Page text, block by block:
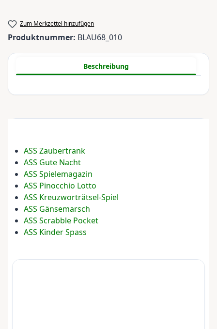
Zum Merkzettel hinzufügen
Produktnummer: BLAU68_010
Beschreibung
ASS Zaubertrank
ASS Gute Nacht
ASS Spielemagazin
ASS Pinocchio Lotto
ASS Kreuzworträtsel-Spiel
ASS Gänsemarsch
ASS Scrabble Pocket
ASS Kinder Spass